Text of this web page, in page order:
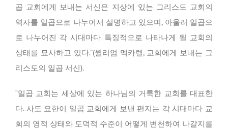
곱 교회에게 보내는 서신은 지상에 있는 그리스도 교회의
역사를 일곱으로 나누어서 설명하고 있으며, 아울러 일곱으
로 나누어진 각 시대마다 특징적으로 나타나게 될 교회의
상태를 묘사하고 있다.”(윌리엄 멕카렐, 교회에게 보내는 그
리스도의 일곱 서신).
“일곱 교회는 세상에 있는 하나님의 거룩한 교회를 대표한
다. 사도 요한이 일곱 교회에게 보낸 편지는 각 시대마다 교
회의 영적 상태와 도덕적 수준이 어떻게 변천하여 나갈지를